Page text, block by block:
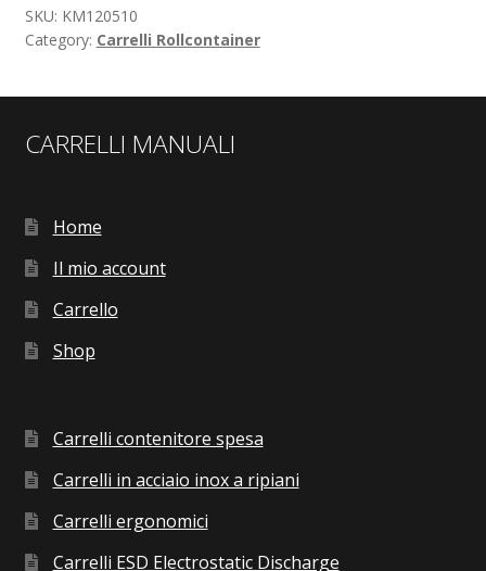
SKU: KM120510
Category: Carrelli Rollcontainer
CARRELLI MANUALI
Home
Il mio account
Carrello
Shop
Carrelli contenitore spesa
Carrelli in acciaio inox a ripiani
Carrelli ergonomici
Carrelli ESD Electrostatic Discharge